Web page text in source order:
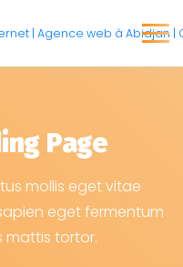
Page
mollis eget vitae
eget fermentum
mattis tortor.